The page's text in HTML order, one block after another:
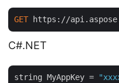
GET https://
C#.NET
string MyAppKey =